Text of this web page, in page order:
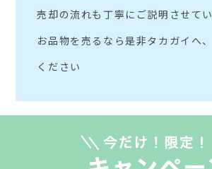
売却の流れも丁寧にご説明させてい
お品物を売るなら是非タカガイへ
ください